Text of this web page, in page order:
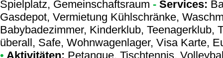
Spielplatz, Gemeinschaftsraum - Services:
Gasdepot, Vermietung Kühlschränke,
Babybadezimmer, Kinderklub, Teenagerklub,
überall, Safe, Wohnwagenlager, Visa Karte,
• Aktivitäten: Petanque, Tischtennis,